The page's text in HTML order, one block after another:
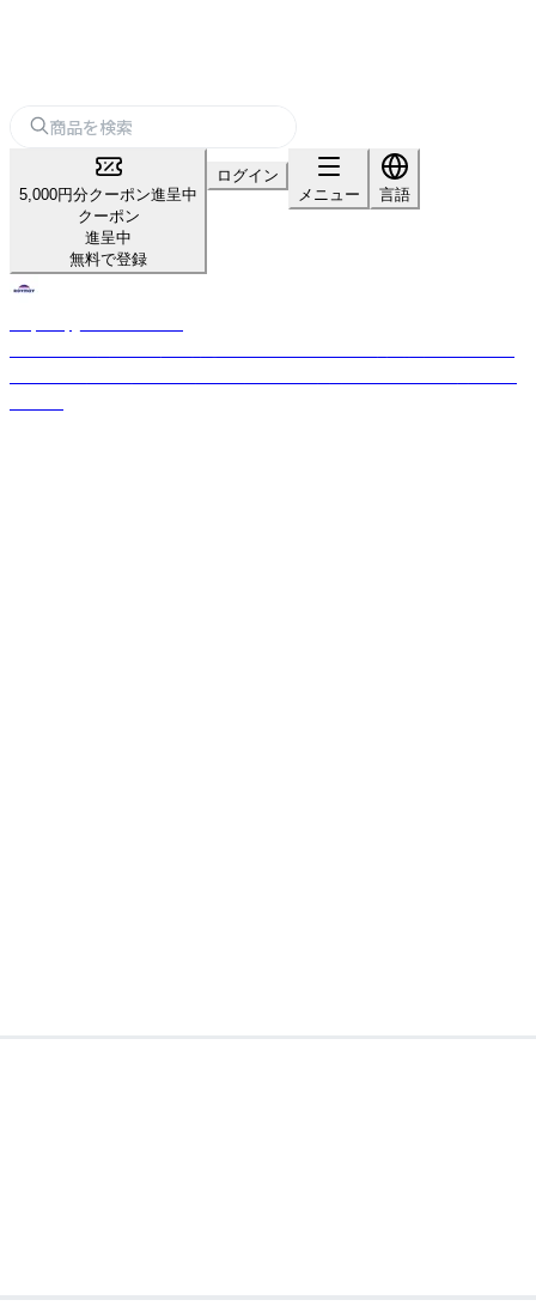
5,000円分クーポン進呈中
クーポン
進呈中
無料で登録
ログイン
メニュー
言語